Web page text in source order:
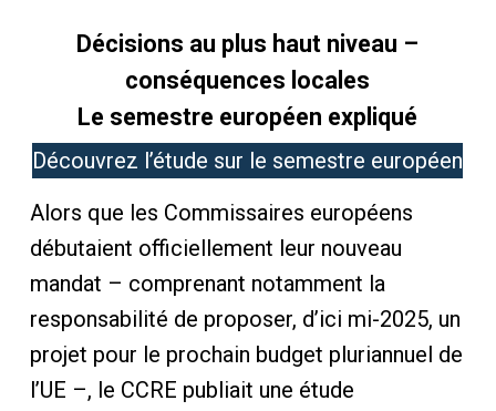
Décisions au plus haut niveau –
conséquences locales
Le semestre européen expliqué
Découvrez l’étude sur le semestre européen
Alors que les Commissaires européens
débutaient officiellement leur nouveau
mandat – comprenant notamment la
responsabilité de proposer, d’ici mi-2025, un
projet pour le prochain budget pluriannuel de
l’UE –, le CCRE publiait une étude